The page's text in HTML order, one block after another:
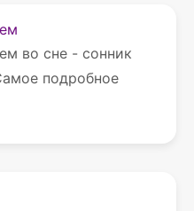
во сне - сонник
подробное